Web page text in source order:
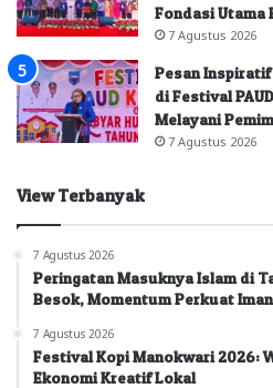
Fondasi Utama
7 Agustus 2026
Pesan Inspiratif
di Festival
Melayani
7 Agustus 2026
View Terbanyak
7 Agustus 2026
Peringatan Masuknya Islam di
Besok, Momentum Perkuat
7 Agustus 2026
Festival Kopi Manokwari 2026:
Ekonomi Kreatif Lokal